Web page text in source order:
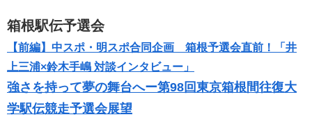
箱根駅伝予選会
【前編】中スポ・明スポ合同企画 箱根予選会直前！「井
上三浦×鈴木手嶋 対談インタビュー」
強さを持って夢の舞台へー第98回東京箱根間往復大
学駅伝競走予選会展望